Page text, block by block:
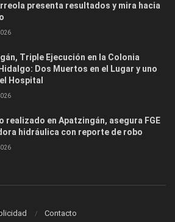
presenta resultados y mira hacia
Triple Ejecución en la Colonia
Dos Muertos en el Lugar y uno
Hospital
realizado en Apatzingán, asegura FGE
hidráulica con reporte de robo
Contacto